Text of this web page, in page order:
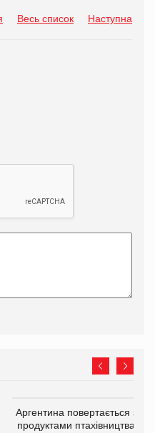
Весь список Наступна
Аргентина повертається з
продуктами птахівництва